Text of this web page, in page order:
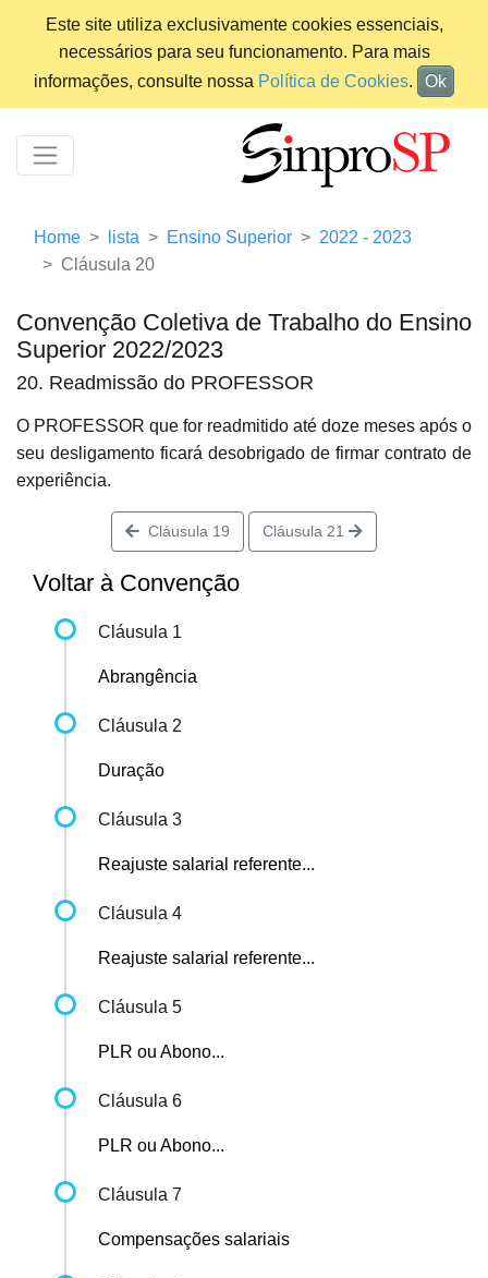
Este site utiliza exclusivamente cookies essenciais,
necessários para seu funcionamento. Para mais
informações, consulte nossa Política de Cookies. Ok
Home lista Ensino Superior
2022 - 2023
Cláusula 20
Convenção Coletiva de Trabalho do Ensino
Superior 2022/2023
20. Readmissão do PROFESSOR
O PROFESSOR que for readmitido até doze meses após o
seu desligamento ficará desobrigado de firmar contrato de
experiência.
Cláusula 19 Cláusula 21
Voltar à Convenção
Cláusula 1
Abrangência
Cláusula 2
Duração
Cláusula 3
Reajuste salarial referente...
Cláusula 4
Reajuste salarial referente...
Cláusula 5
PLR ou Abono...
Cláusula 6
PLR ou Abono...
Cláusula 7
Compensações salariais